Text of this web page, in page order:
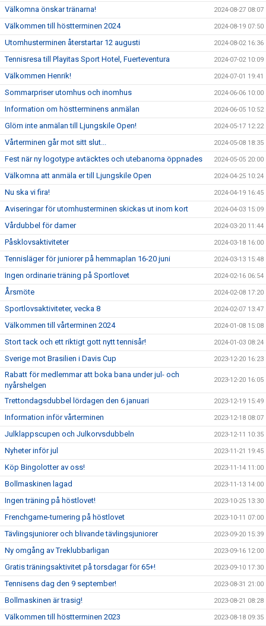
Välkomna önskar tränarna! 2024-08-27 08:07
Välkommen till höstterminen 2024 2024-08-19 07:50
Utomhusterminen återstartar 12 augusti 2024-08-02 16:36
Tennisresa till Playitas Sport Hotel, Fuerteventura 2024-07-02 10:09
Välkommen Henrik! 2024-07-01 19:41
Sommarpriser utomhus och inomhus 2024-06-06 10:00
Information om höstterminens anmälan 2024-06-05 10:52
Glöm inte anmälan till Ljungskile Open! 2024-05-17 12:22
Vårterminen går mot sitt slut... 2024-05-08 18:35
Fest när ny logotype avtäcktes och utebanorna öppnades 2024-05-05 20:00
Välkomna att anmäla er till Ljungskile Open 2024-04-25 10:24
Nu ska vi fira! 2024-04-19 16:45
Aviseringar för utomhusterminen skickas ut inom kort 2024-04-03 15:09
Vårdubbel för damer 2024-03-20 11:44
Påsklovsaktiviteter 2024-03-18 16:00
Tennisläger för juniorer på hemmaplan 16-20 juni 2024-03-13 15:48
Ingen ordinarie träning på Sportlovet 2024-02-16 06:54
Årsmöte 2024-02-08 17:20
Sportlovsaktiviteter, vecka 8 2024-02-07 13:47
Välkommen till vårterminen 2024 2024-01-08 15:08
Stort tack och ett riktigt gott nytt tennisår! 2024-01-03 08:24
Sverige mot Brasilien i Davis Cup 2023-12-20 16:23
Rabatt för medlemmar att boka bana under jul- och
nyårshelgen
2023-12-20 16:05
Trettondagsdubbel lördagen den 6 januari 2023-12-19 15:49
Information inför vårterminen 2023-12-18 08:07
Julklappscupen och Julkorvsdubbeln 2023-12-11 10:35
Nyheter inför jul 2023-11-21 19:45
Köp Bingolotter av oss! 2023-11-14 11:00
Bollmaskinen lagad 2023-11-13 14:00
Ingen träning på höstlovet! 2023-10-25 13:30
Frenchgame-turnering på höstlovet 2023-10-11 07:00
Tävlingsjuniorer och blivande tävlingsjuniorer 2023-09-20 15:39
Ny omgång av Treklubbarligan 2023-09-16 12:00
Gratis träningsaktivitet på torsdagar för 65+! 2023-09-10 17:30
Tennisens dag den 9 september! 2023-08-31 21:00
Bollmaskinen är trasig! 2023-08-21 08:28
Välkommen till höstterminen 2023 2023-08-18 09:35